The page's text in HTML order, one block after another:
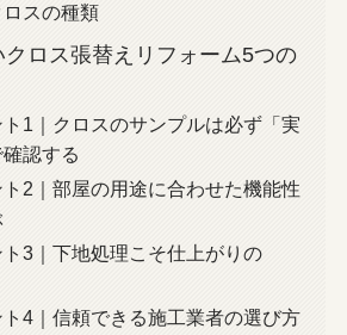
スの種類
クロス張替えリフォーム5つの
1｜クロスのサンプルは必ず「実
認する
2｜部屋の用途に合わせた機能性
ト3｜下地処理こそ仕上がりの
ト4｜信頼できる施工業者の選び方